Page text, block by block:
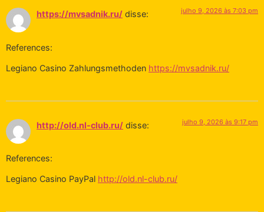
https://mvsadnik.ru/ disse: julho 9, 2026 às 7:03 pm
References:
Legiano Casino Zahlungsmethoden https://mvsadnik.ru/
http://old.nl-club.ru/ disse: julho 9, 2026 às 9:17 pm
References:
Legiano Casino PayPal http://old.nl-club.ru/